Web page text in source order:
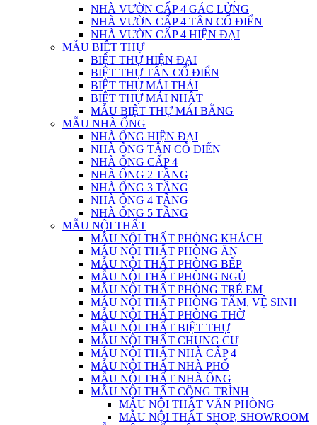
NHÀ VƯỜN CẤP 4 GÁC LỬNG
NHÀ VƯỜN CẤP 4 TÂN CỔ ĐIỂN
NHÀ VƯỜN CẤP 4 HIỆN ĐẠI
MẪU BIỆT THỰ
BIỆT THỰ HIỆN ĐẠI
BIỆT THỰ TÂN CỔ ĐIỂN
BIỆT THỰ MÁI THÁI
BIỆT THỰ MÁI NHẬT
MẪU BIỆT THỰ MÁI BẰNG
MẪU NHÀ ỐNG
NHÀ ỐNG HIỆN ĐẠI
NHÀ ỐNG TÂN CỔ ĐIỂN
NHÀ ỐNG CẤP 4
NHÀ ỐNG 2 TẦNG
NHÀ ỐNG 3 TẦNG
NHÀ ỐNG 4 TẦNG
NHÀ ỐNG 5 TẦNG
MẪU NỘI THẤT
MẪU NỘI THẤT PHÒNG KHÁCH
MẪU NỘI THẤT PHÒNG ĂN
MẪU NỘI THẤT PHÒNG BẾP
MẪU NỘI THẤT PHÒNG NGỦ
MẪU NỘI THẤT PHÒNG TRẺ EM
MẪU NỘI THẤT PHÒNG TẮM, VỆ SINH
MẪU NỘI THẤT PHÒNG THỜ
MẪU NỘI THẤT BIỆT THỰ
MẪU NỘI THẤT CHUNG CƯ
MẪU NỘI THẤT NHÀ CẤP 4
MẪU NỘI THẤT NHÀ PHỐ
MẪU NỘI THẤT NHÀ ỐNG
MẪU NỘI THẤT CÔNG TRÌNH
MẪU NỘI THẤT VĂN PHÒNG
MẪU NỘI THẤT SHOP, SHOWROOM